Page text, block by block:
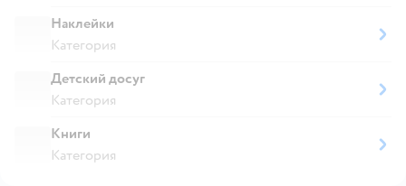
Наклейки
Категория
Детский досуг
Категория
Книги
Категория